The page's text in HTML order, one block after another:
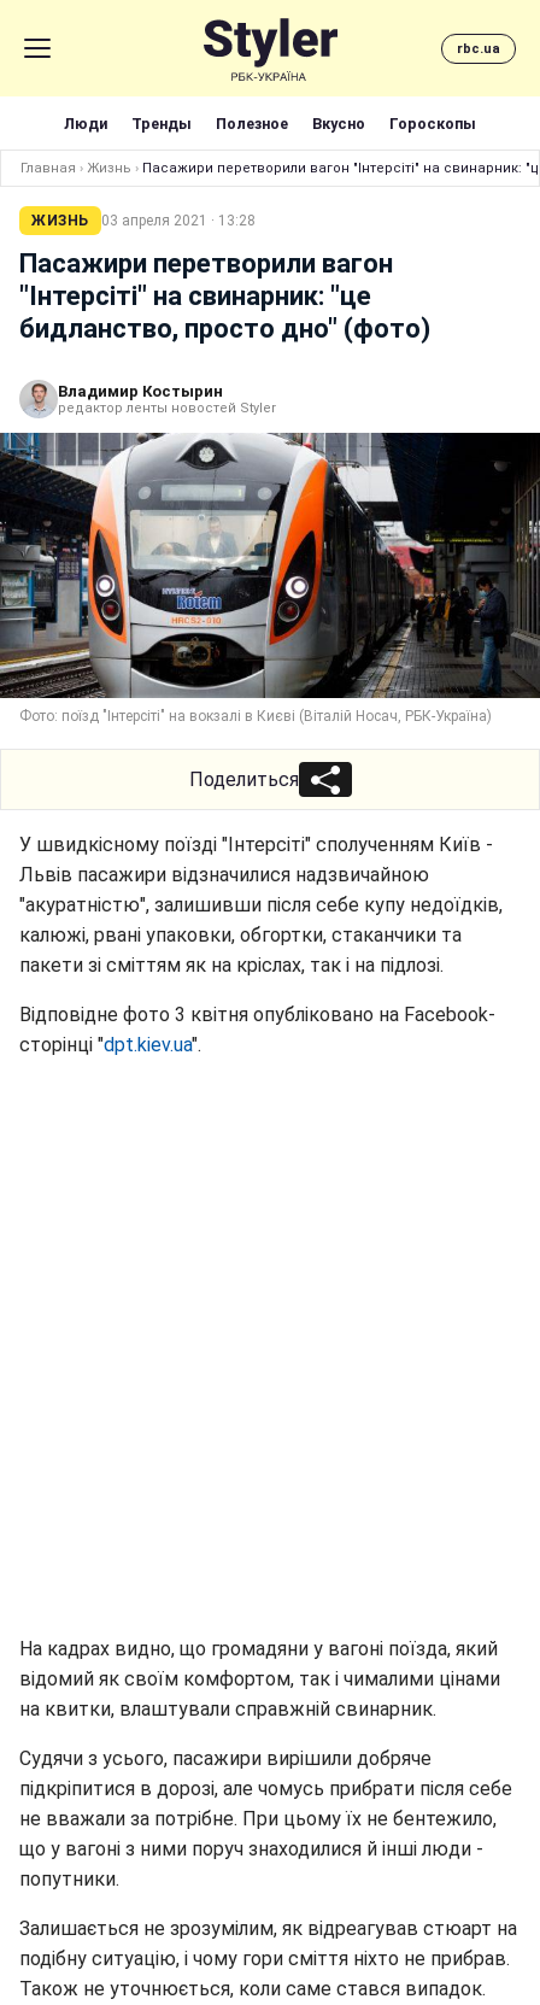
rbc.ua
Люди Тренды Полезное Вкусно Гороскопы
Главная › Жизнь › Пасажири перетворили вагон "Інтерсіті" на свинарник:
ЖИЗНЬ 03 апреля 2021 · 13:28
Пасажири перетворили вагон
"Інтерсіті" на свинарник: "це
бидланство, просто дно" (фото)
Владимир Костырин
редактор ленты новостей Styler
Фото: поїзд "Інтерсіті" на вокзалі в Києві (Віталій Носач, РБК-Україна)
Поделиться
У швидкісному поїзді "Інтерсіті" сполученням Київ -
Львів пасажири відзначилися надзвичайною
"акуратністю", залишивши після себе купу недоїдків,
калюжі, рвані упаковки, обгортки, стаканчики та
пакети зі сміттям як на кріслах, так і на підлозі.
Відповідне фото 3 квітня опубліковано на Facebook-
сторінці "dpt.kiev.ua".
На кадрах видно, що громадяни у вагоні поїзда, який
відомий як своїм комфортом, так і чималими цінами
на квитки, влаштували справжній свинарник.
Судячи з усього, пасажири вирішили добряче
підкріпитися в дорозі, але чомусь прибрати після себе
не вважали за потрібне. При цьому їх не бентежило,
що у вагоні з ними поруч знаходилися й інші люди -
попутники.
Залишається не зрозумілим, як відреагував стюарт на
подібну ситуацію, і чому гори сміття ніхто не прибрав.
Також не уточнюється, коли саме стався випадок.